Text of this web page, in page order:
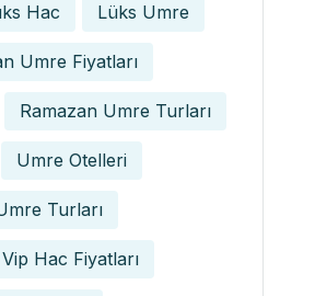
Hac Lüks Umre
Umre Fiyatları
Ramazan Umre Turları
Umre Otelleri
Turları
Vip Hac Fiyatları